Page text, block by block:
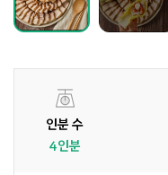
인분 수
4인분